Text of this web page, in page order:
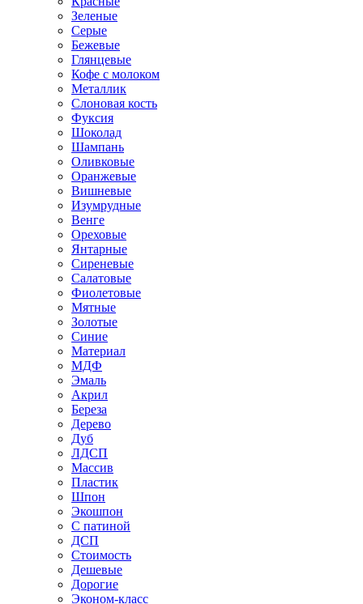
Зеленые
Серые
Бежевые
Глянцевые
Кофе с молоком
Металлик
Слоновая кость
Фуксия
Шоколад
Шампань
Оливковые
Оранжевые
Вишневые
Изумрудные
Венге
Ореховые
Янтарные
Сиреневые
Салатовые
Фиолетовые
Мятные
Золотые
Синие
Материал
МДФ
Эмаль
Акрил
Береза
Дерево
Дуб
ЛДСП
Массив
Пластик
Шпон
Экошпон
С патиной
ДСП
Стоимость
Дешевые
Дорогие
Эконом-класс